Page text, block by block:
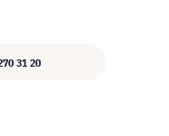
31 20